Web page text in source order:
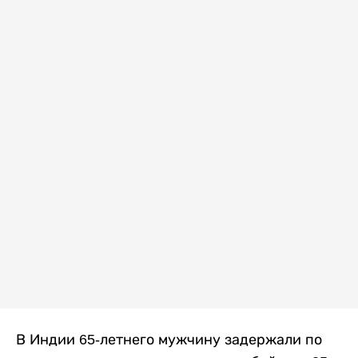
В Индии 65-летнего мужчину задержали по